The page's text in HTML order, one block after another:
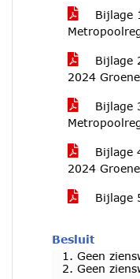
Bijlage
Bijlage
2024
Bijlage
Bijlage
2024
Bijlage
Besluit
Geen
Geen